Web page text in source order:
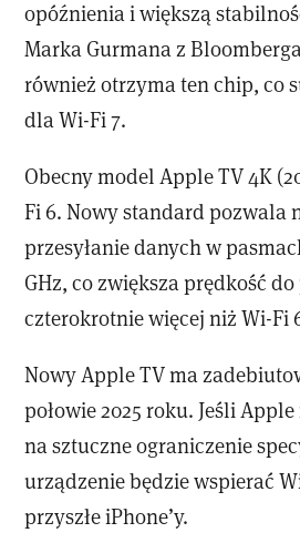
opóźnienia i większą
Marka Gurmana z
również otrzyma ten chip, co
dla Wi-Fi 7.
Obecny model Apple TV 4K
Fi 6. Nowy standard pozwala
przesyłanie danych w
GHz, co zwiększa prędkość
czterokrotnie więcej niż Wi-Fi
Nowy Apple TV ma
połowie 2025 roku. Jeśli
na sztuczne ograniczenie
urządzenie będzie wspierać
przyszłe iPhone’y.